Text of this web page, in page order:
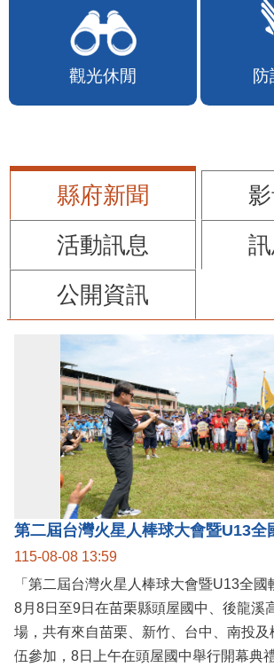
觀光休閒 防
縣府新聞
活動訊息
公開資訊
115-08-08 13:59
「第二屆台灣火星人棒球大會暨U13全國
8月8日至9日在苗栗縣頭屋國中、後龍溪
場，共有來自苗栗、新竹、台中、南投